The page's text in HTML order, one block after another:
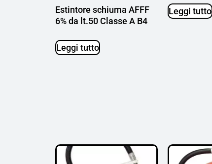
Estintore schiuma AFFF
6% da lt.50 Classe A B4
Leggi tutto
Leggi tutto